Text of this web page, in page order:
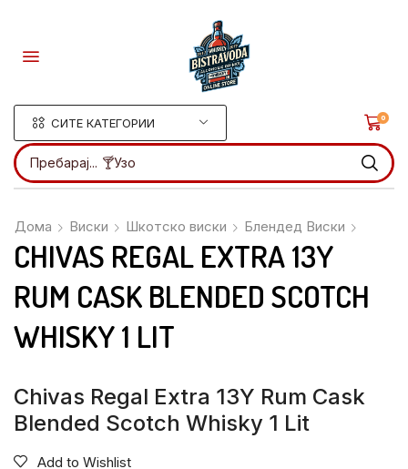
СИТЕ КАТЕГОРИИ
Пребарај... 🍸Ликери
0
Дома Виски Шкотско виски Блендед Виски
CHIVAS REGAL EXTRA 13Y
RUM CASK BLENDED SCOTCH
WHISKY 1 LIT
Chivas Regal Extra 13Y Rum Cask
Blended Scotch Whisky 1 Lit
Add to Wishlist